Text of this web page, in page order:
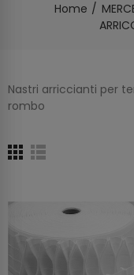
Home
Nastri arriccianti per
rombo